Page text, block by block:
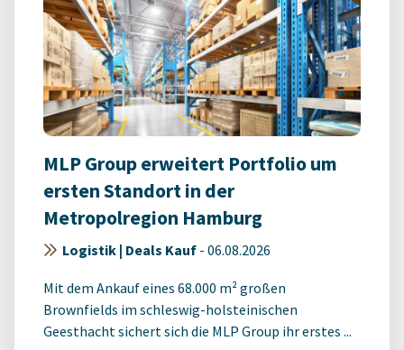
MLP Group erweitert Portfolio um
ersten Standort in der
Metropolregion Hamburg
Logistik | Deals Kauf - 06.08.2026
Mit dem Ankauf eines 68.000 m² großen
Brownfields im schleswig-holsteinischen
Geesthacht sichert sich die MLP Group ihr erstes ...